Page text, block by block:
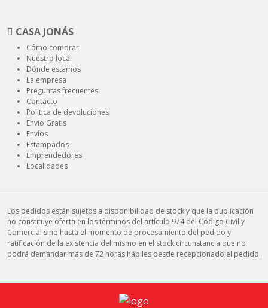
CASA JONÁS
Cómo comprar
Nuestro local
Dónde estamos
La empresa
Preguntas frecuentes
Contacto
Política de devoluciones
Envio Gratis
Envíos
Estampados
Emprendedores
Localidades
Los pedidos están sujetos a disponibilidad de stock y que la publicación
no constituye oferta en los términos del artículo 974 del Código Civil y
Comercial sino hasta el momento de procesamiento del pedido y
ratificación de la existencia del mismo en el stock circunstancia que no
podrá demandar más de 72 horas hábiles desde recepcionado el pedido.